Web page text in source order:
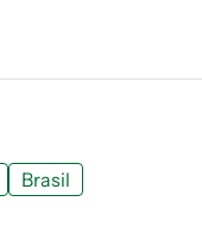
Brasil